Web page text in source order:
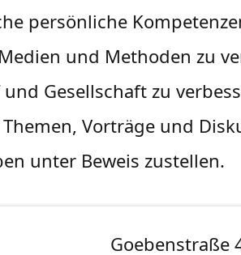
persönliche
und Methoden zu
Gesellschaft zu
Vorträge und
unter Beweis zustellen.
Goebenstraße